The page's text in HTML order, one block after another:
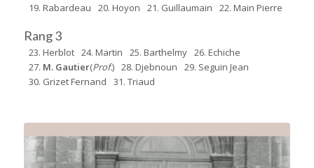
19. Rabardeau
20. Hoyon 21. Guillaumain 22. Main Pierre
Rang 3
23. Herblot 24. Martin 25. Barthelmy 26. Echiche
27. M. Gautier(Prof.) 28. Djebnoun
29. Seguin Jean
30. Grizet Fernand
31. Triaud